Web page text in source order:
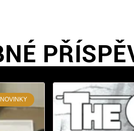
NOVINKY